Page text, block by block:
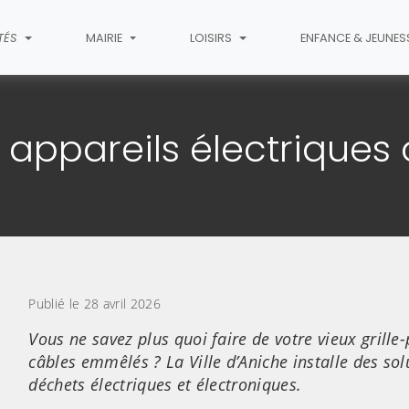
MAIRIE LOISIRS ENFANCE &
appareils
Publié le 28 avril 2026
Vous ne savez plus quoi faire de votre vieux
câbles emmêlés ? La Ville d’Aniche installe des
déchets électriques et électroniques.